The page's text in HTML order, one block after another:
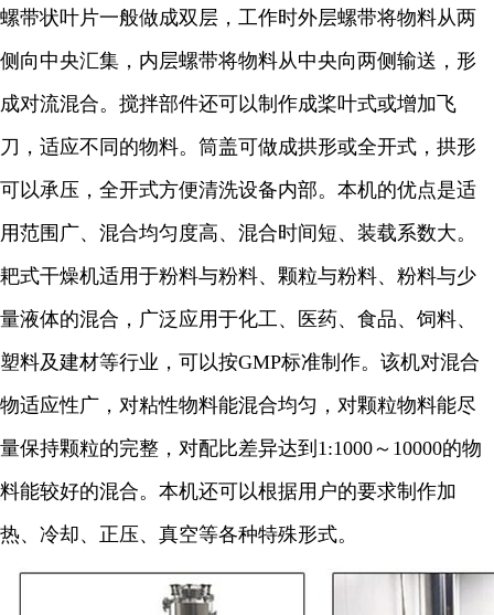
螺带状叶片一般做成双层，工作时外层螺带将物料从两
侧向中央汇集，内层螺带将物料从中央向两侧输送，形
成对流混合。搅拌部件还可以制作成桨叶式或增加飞
刀，适应不同的物料。筒盖可做成拱形或全开式，拱形
可以承压，全开式方便清洗设备内部。 本机的优点是适
用范围广、混合均匀度高、混合时间短、装载系数大。
耙式干燥机适用于粉料与粉料、颗粒与粉料、粉料与少
量液体的混合，广泛应用于化工、医药、食品、饲料、
塑料及建材等行业，可以按GMP标准制作。该机对混合
物适应性广，对粘性物料能混合均匀，对颗粒物料能尽
量保持颗粒的完整，对配比差异达到 1:1000～ 10000的物
料能较好的混合。本机还可以根据用户的要求制作加
热、冷却、正压、真空等各种特殊形式。